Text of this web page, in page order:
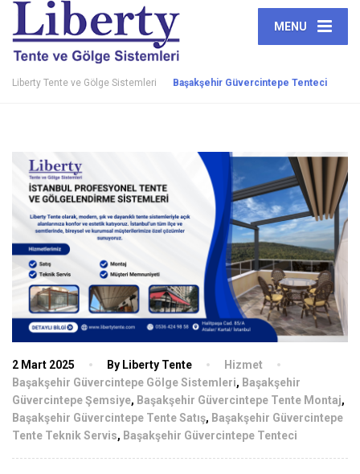
MENU
Liberty Tente ve Gölge Sistemleri Başakşehir Güvercintepe Tenteci
2 Mart 2025 By Liberty Tente
Hizmet
Başakşehir Güvercintepe Gölge Sistemleri, Başakşehir
Güvercintepe Şemsiye, Başakşehir Güvercintepe Tente Montaj,
Başakşehir Güvercintepe Tente Satış, Başakşehir Güvercintepe
Tente Teknik Servis, Başakşehir Güvercintepe Tenteci